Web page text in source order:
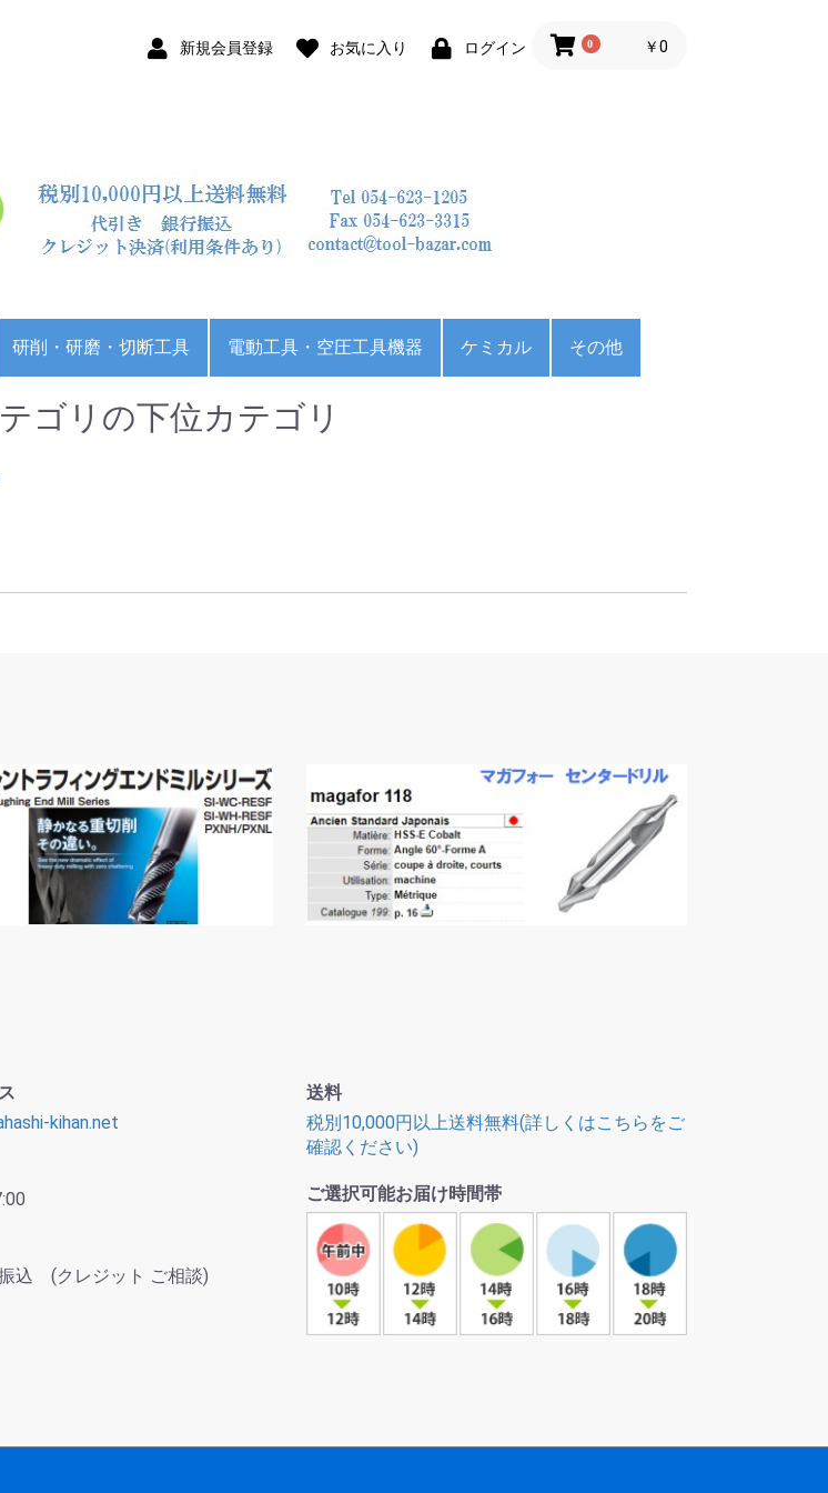
新規会員登録 お気に入り ログイン 0 ￥0
ンドビック CNMG
外径バイト
ンドビック DNMG
外径バイト
ンドビック SNMG
外径バイト
ンドビック TNMG
外径バイト
ンドビック VNMG
外径バイト
ンドビック WNMG
外径バイト
ンドビック CNMG
内径ホルダ
ンドビック TNMG
内径ホルダ
友 CNMG
友 DNMG
友 SNMG
友 TNMG
友 VNMG
友 CCMT
友 CPMT
友 DCMT
友 TPMT
友 VBMT
友 VCMT
友 CNMG用外径バ
友 DNMG用外径バ
友 SNMG用外径バ
友 TNMG用外径バ
友 VNMG用外径バ
友 WNMG用外径バ
友 CNMG用内径ホ
友 TNMG用内径ホ
面フライス
ンガロイ CNMG用
径バイト
ンガロイ DNMG用
径バイト
ンガロイ SNMG用
径バイト
ンガロイ TNMG用
径バイト
ンガロイ VNMG用
径バイト
ンガロイ WNMG用
径バイト
ンガロイ CNMG用
径ホルダ
ンガロイ TNMG用
径ホルダ
イスコーナー(面取
)
菱 CNMG
菱 DNMG
菱 SNMG
菱 TNMG
菱 VNMG
菱 WNMG
菱 CCMT
菱 CPMH
菱 DCMT
菱 TPMH
菱 VBMT
菱 VCMT
菱 WBMT
菱 WPMT
菱 CNMG用外径バ
菱 DNMG用外径バ
菱 SNMG用外径バ
菱 TNMG用外径バ
菱 VNMG用外径バ
菱 WNMG用外径バ
菱 CNMG用内径ホ
菱 TNMG用内径ホ
菱 ディンプルバー
ーリングバー)
菱 APXカッ
/AOMTチップ
菱 VPXカッ
/LOGUチップ
菱 WSX445カッ
/SNMUチップ
菱 MVXドリル
SI-WC-RESF
ステンレス用
リル ショート
ステンレス用
リル レギュラ
ハイス アルミ
ドリル
ーパシャンクドリル
センタードリル
ロングセンタード
90°センタードリ
EX-SFT
EX-LT-SFT
EX-SUS-SFT
A-SFT
ングステン製ダイ
OSG RD SKS
イス製ダイス OSG
SKH
テンレス用ダイス
SUS-SD
用ねじ(ガスねじ)用
イス
硬サイドカッター
硬千鳥刃サイドカッ
硬Tスロットカッタ
硬千鳥刃Tスロット
ッター
ャ
ャ
ャッ
BIG ストレートコレッ
ト
トホ
ク
クーバ
ー
ーリ
ス
ク
ン
ン
ッ
ゲー
研削・研磨・切断工具
ワイヤーカット電極線
バンドソー
不二越(NACHI) バンド
ソー
不二越(NACHI) コンタ
ー刃
フナソー バンドソー
砥石
ロータリーバー
ヤスリ
研磨布
研磨ベルト
不織布研磨材
電動工具・空圧工具機器
日東工器
アネスト岩田
クーラントポンプ
ドリル研磨機
面取り機
ケミカル その他
ゴリの下位カテゴリ
kihan.net
込 (クレジット ご相談)
送料
税別10,000円以上送料無料(詳しくはこちらをご
確認ください)
ご選択可能お届け時間帯